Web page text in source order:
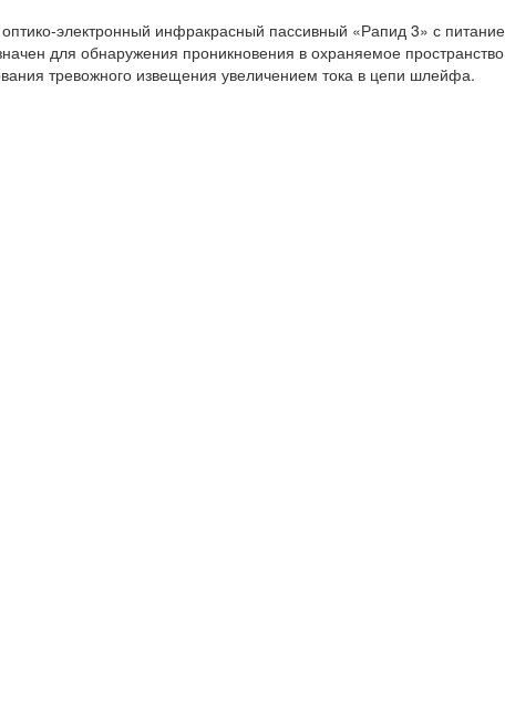
электронный инфракрасный пассивный «Рапид 3» с
для обнаружения проникновения в охраняемое пространство
тревожного извещения увеличением тока в цепи шлейфа.